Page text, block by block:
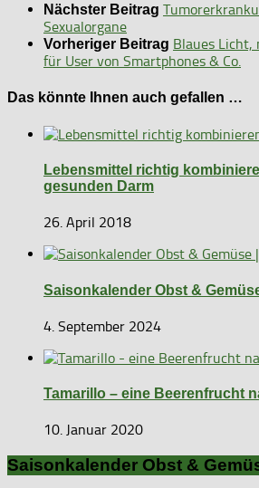
Nächster Beitrag
Sexualorgane
Vorheriger Beitrag Blaues Licht,
für User von Smartphones & Co.
Das könnte Ihnen auch gefallen …
Lebensmittel richtig
gesunden Darm
26. April 2018
Saisonkalender Obst &
4. September 2024
Tamarillo – eine Beerenfrucht
10. Januar 2020
Saisonkalender Obst &